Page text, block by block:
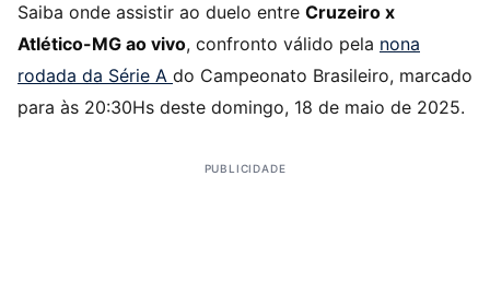
Saiba onde assistir ao duelo entre Cruzeiro x
Atlético-MG ao vivo, confronto válido pela nona
rodada da Série A do Campeonato Brasileiro, marcado
para às 20:30Hs deste domingo, 18 de maio de 2025.
PUBLICIDADE